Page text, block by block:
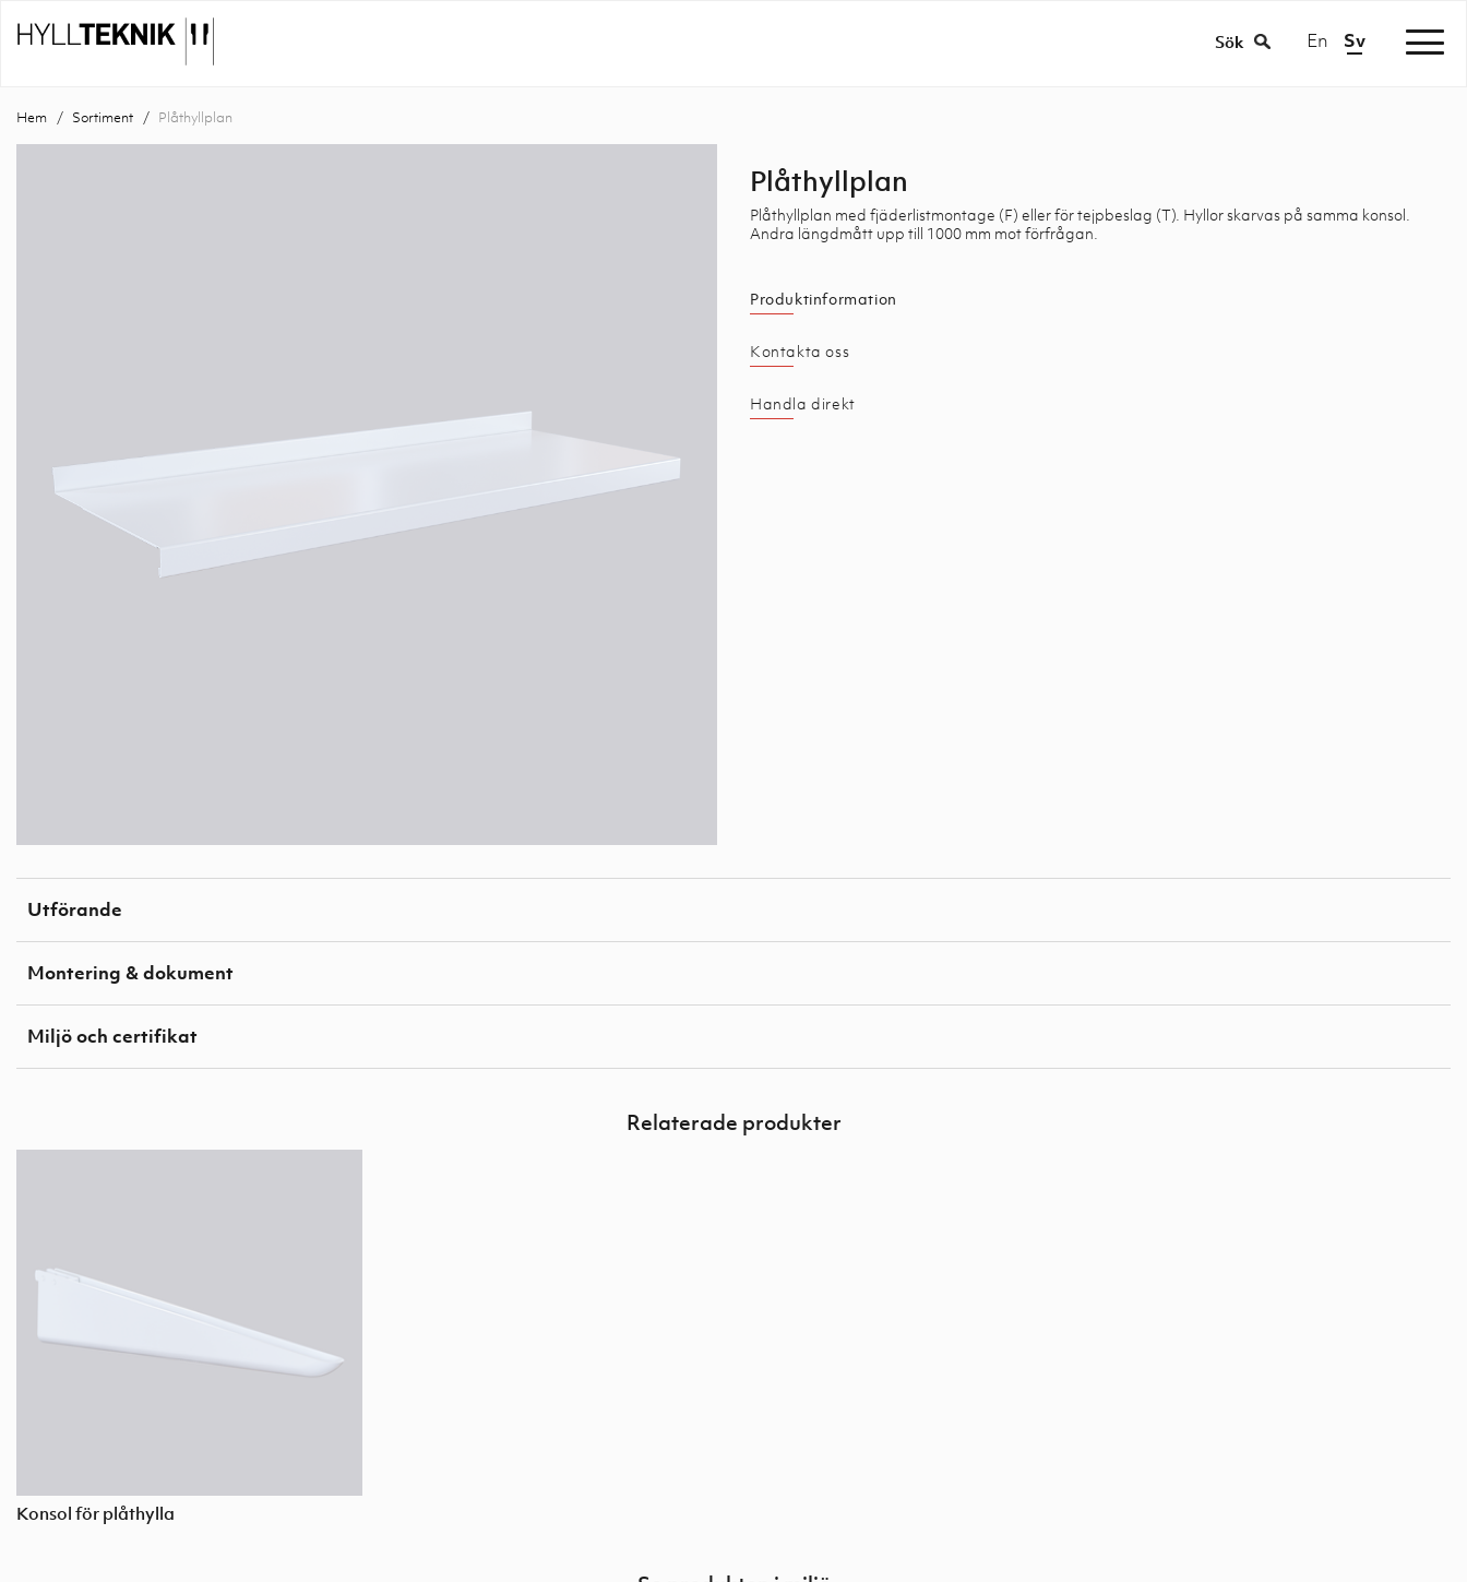
Sök En Sv
Hem Sortiment Plåthyllplan
Plåthyllplan
Plåthyllplan med fjäderlistmontage (F) eller för tejpbeslag (T). Hyllor skarvas på samma konsol.
Andra längdmått upp till 1000 mm mot förfrågan.
Produktinformation
Kontakta oss
Handla direkt
Utförande
Montering & dokument
Miljö och certifikat
Relaterade produkter
Konsol för plåthylla